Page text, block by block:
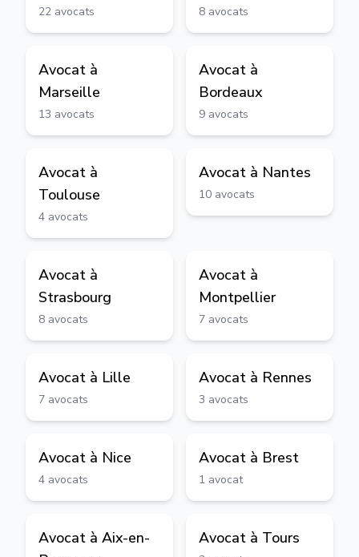
22 avocats 8 avocats
Avocat à
Marseille
13 avocats
Avocat à
Bordeaux
9 avocats
Avocat à
Toulouse
4 avocats
Avocat à Nantes
10 avocats
Avocat à
Strasbourg
8 avocats
Avocat à
Montpellier
7 avocats
Avocat à Lille
7 avocats
Avocat à Rennes
3 avocats
Avocat à Nice
4 avocats
Avocat à Brest
1 avocat
Avocat à Aix-en-
Avocat à Tours